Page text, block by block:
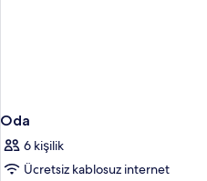
Oda
6 kişilik
Ücretsiz kablosuz internet